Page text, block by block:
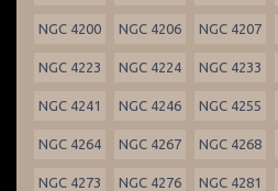
NGC 4200 NGC 4206 NGC 4207
NGC 4223 NGC 4224 NGC 4233
NGC 4241 NGC 4246 NGC 4255
NGC 4264 NGC 4267 NGC 4268
NGC 4273 NGC 4276 NGC 4281